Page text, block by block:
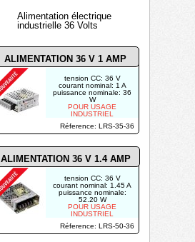
Alimentation électrique
industrielle 36 Volts
ALIMENTATION 36 V 1 AMP
tension CC: 36 V
courant nominal: 1 A
puissance nominale: 36
W
POUR USAGE
INDUSTRIEL
Réference: LRS-35-36
ALIMENTATION 36 V 1.4 AMP
tension CC: 36 V
courant nominal: 1.45 A
puissance nominale:
52.20 W
POUR USAGE
INDUSTRIEL
Réference: LRS-50-36